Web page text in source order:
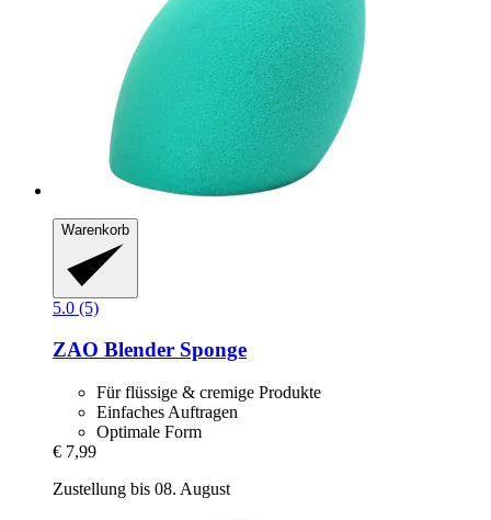
Warenkorb
5.0 (5)
ZAO Blender Sponge
Für flüssige & cremige Produkte
Einfaches Auftragen
Optimale Form
€ 7,99
Zustellung bis 08. August